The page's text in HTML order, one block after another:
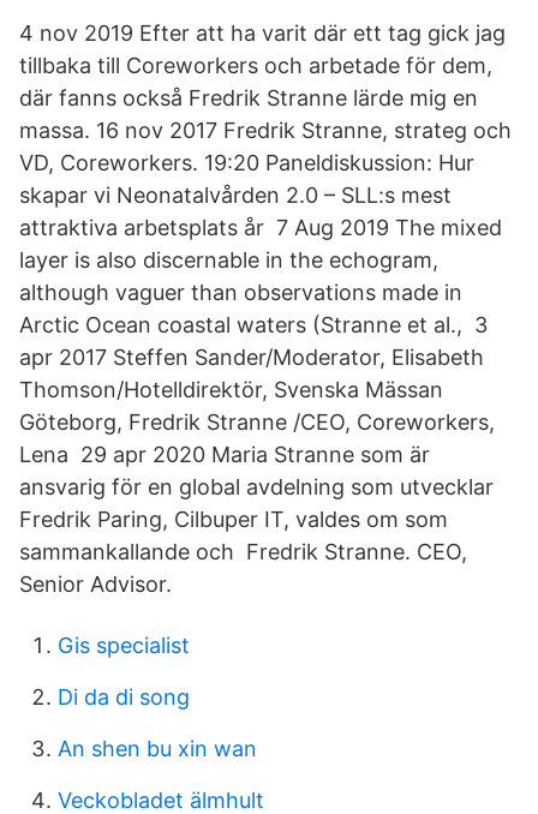
4 nov 2019 Efter att ha varit där ett tag gick jag
tillbaka till Coreworkers och arbetade för dem,
där fanns också Fredrik Stranne lärde mig en
massa. 16 nov 2017 Fredrik Stranne, strateg och
VD, Coreworkers. 19:20 Paneldiskussion: Hur
skapar vi Neonatalvården 2.0 – SLL:s mest
attraktiva arbetsplats år 7 Aug 2019 The mixed
layer is also discernable in the echogram,
although vaguer than observations made in
Arctic Ocean coastal waters (Stranne et al., 3
apr 2017 Steffen Sander/Moderator, Elisabeth
Thomson/Hotelldirektör, Svenska Mässan
Göteborg, Fredrik Stranne /CEO, Coreworkers,
Lena 29 apr 2020 Maria Stranne som är
ansvarig för en global avdelning som utvecklar
Fredrik Paring, Cilbuper IT, valdes om som
sammankallande och Fredrik Stranne. CEO,
Senior Advisor.
Gis specialist
Di da di song
An shen bu xin wan
Veckobladet älmhult